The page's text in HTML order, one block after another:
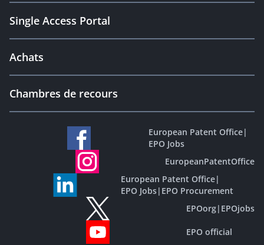
Single Access Portal
Achats
Chambres de recours
European Patent Office|
EPO Jobs
EuropeanPatentOffice
European Patent Office|
EPO Jobs| EPO Procurement
EPOorg| EPOjobs
EPO official